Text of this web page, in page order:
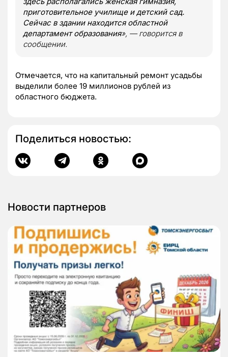
приготовительное училище и детский сад.
Сейчас в здании находится областной
департамент образования», — говорится в
сообщении.
Отмечается, что на капитальный ремонт усадьбы
выделили более 19 миллионов рублей из
областного бюджета.
Поделиться новостью:
Новости партнеров